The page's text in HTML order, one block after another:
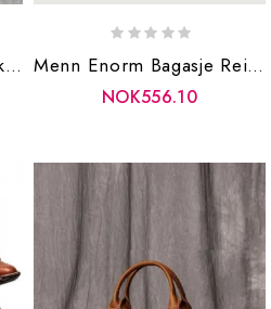
Vintage Håndbagasjeveske For Menn Reiseveske Med Skolomme Ekte Skinn Skulder Med Stor Kapasitet
Menn Enorm Bagasje Reiseveske Army Grønn Bøtte Ryggsekk Multifunksjonell Lerret Ryggsekker Mannlige Store Skuldervesker Pakke
NOK556.10